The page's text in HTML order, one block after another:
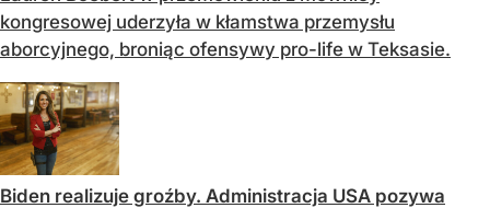
kongresowej uderzyła w kłamstwa przemysłu
aborcyjnego, broniąc ofensywy pro-life w Teksasie.
Biden realizuje groźby. Administracja USA pozywa